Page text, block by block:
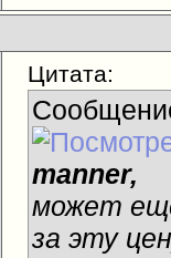
Цитата:
manner,
может
за эту